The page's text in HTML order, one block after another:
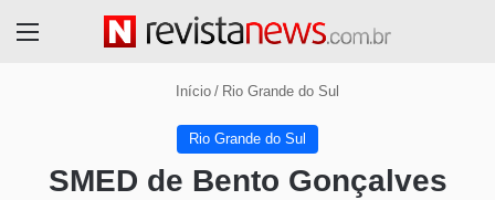
Início / Rio Grande do Sul
Rio Grande do Sul
SMED de Bento Gonçalves